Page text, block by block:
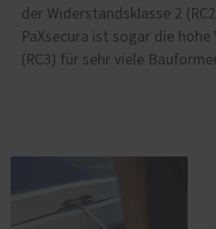
der Widerstandsklasse 2
PaXsecura ist sogar die
(RC3) für sehr viele